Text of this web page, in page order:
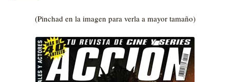
(Pinchad en la imagen para verla a mayor tamaño)